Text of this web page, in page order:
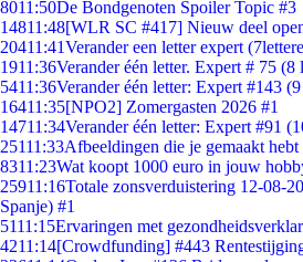
8011:50De Bondgenoten Spoiler Topic #3
14811:48[WLR SC #417] Nieuw deel
20411:41Verander een letter expert
1911:36Verander één letter. Expert # 75 (8
5411:36Verander één letter: Expert #143
16411:35[NPO2] Zomergasten 2026 #1
14711:34Verander één letter: Expert #91
25111:33Afbeeldingen die je gemaakt
8311:23Wat koopt 1000 euro in jouw
25911:16Totale zonsverduistering 12-08-
Spanje) #1
5111:15Ervaringen met
4211:14[Crowdfunding] #443